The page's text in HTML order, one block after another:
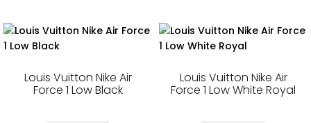
Louis Vuitton Nike Air
Force 1 Low Black
Louis Vuitton Nike Air
Force 1 Low White Royal